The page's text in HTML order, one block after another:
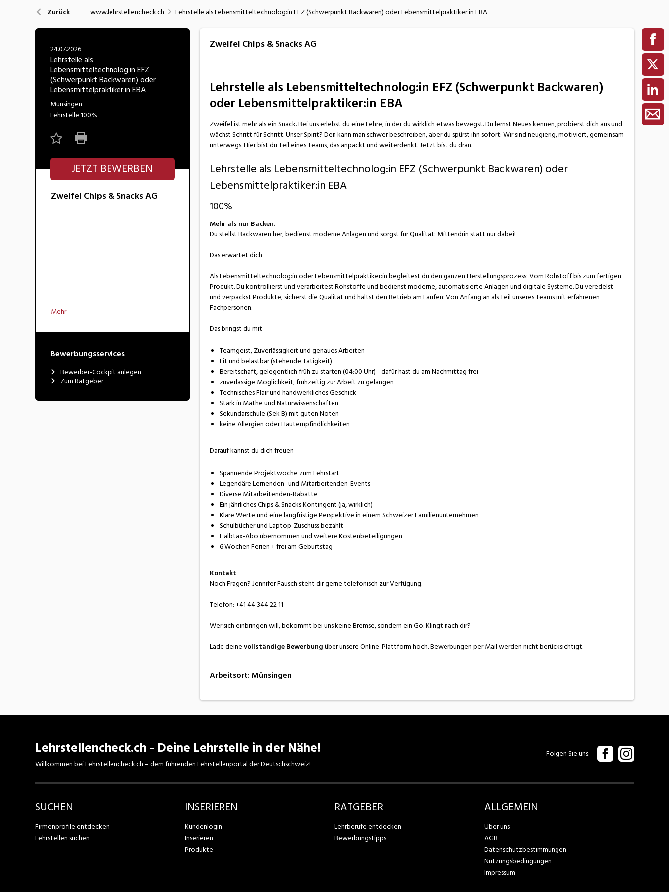
Nahrung
Wirtschaft/Verwaltung
Zurück www.lehrstellencheck.ch Lehrstelle als Lebensmitteltechnolog:in EFZ (Schwerpunkt Backwaren) oder Lebensmittelpraktiker:in EBA
24.07.2026
Lehrstelle als
Lebensmitteltechnolog:in EFZ
(Schwerpunkt Backwaren) oder
Lebensmittelpraktiker:in EBA
Münsingen
Lehrstelle100%
JETZT BEWERBEN
Zweifel Chips & Snacks AG
Mehr
Bewerbungsservices
Bewerber-Cockpit anlegen
Zum Ratgeber
Zweifel Chips & Snacks AG
Lehrstelle als Lebensmitteltechnolog:in EFZ (Schwerpunkt Backwaren)
oder Lebensmittelpraktiker:in EBA
Zweifel ist mehr als ein Snack. Bei uns erlebst du eine Lehre, in der du wirklich etwas bewegst. Du lernst Neues kennen, probierst dich aus und
wächst Schritt für Schritt. Unser Spirit? Den kann man schwer beschreiben, aber du spürst ihn sofort: Wir sind neugierig, motiviert, gemeinsam
unterwegs. Hier bist du Teil eines Teams, das anpackt und weiterdenkt. Jetzt bist du dran.
Lehrstelle als Lebensmitteltechnolog:in EFZ (Schwerpunkt Backwaren) oder
Lebensmittelpraktiker:in EBA
100%
Mehr als nur Backen.
Du stellst Backwaren her, bedienst moderne Anlagen und sorgst für Qualität: Mittendrin statt nur dabei!
Das erwartet dich
Als Lebensmitteltechnolog:in oder Lebensmittelpraktiker:in begleitest du den ganzen Herstellungsprozess: Vom Rohstoff bis zum fertigen
Produkt. Du kontrollierst und verarbeitest Rohstoffe und bedienst moderne, automatisierte Anlagen und digitale Systeme. Du veredelst
und verpackst Produkte, sicherst die Qualität und hältst den Betrieb am Laufen: Von Anfang an als Teil unseres Teams mit erfahrenen
Fachpersonen.
Das bringst du mit
Teamgeist, Zuverlässigkeit und genaues Arbeiten
Fit und belastbar (stehende Tätigkeit)
Bereitschaft, gelegentlich früh zu starten (04:00 Uhr) - dafür hast du am Nachmittag frei
zuverlässige Möglichkeit, frühzeitig zur Arbeit zu gelangen
Technisches Flair und handwerkliches Geschick
Stark in Mathe und Naturwissenschaften
Sekundarschule (Sek B) mit guten Noten
keine Allergien oder Hautempfindlichkeiten
Darauf kannst du dich freuen
Spannende Projektwoche zum Lehrstart
Legendäre Lernenden- und Mitarbeitenden-Events
Diverse Mitarbeitenden-Rabatte
Ein jährliches Chips & Snacks Kontingent (ja, wirklich)
Klare Werte und eine langfristige Perspektive in einem Schweizer Familienunternehmen
Schulbücher und Laptop-Zuschuss bezahlt
Halbtax-Abo übernommen und weitere Kostenbeteiligungen
6 Wochen Ferien + frei am Geburtstag
Kontakt
Noch Fragen? Jennifer Fausch steht dir gerne telefonisch zur Verfügung.
Telefon: +41 44 344 22 11
Wer sich einbringen will, bekommt bei uns keine Bremse, sondern ein Go. Klingt nach dir?
Lade deinevollständige Bewerbungüber unsere Online-Plattform hoch. Bewerbungen per Mail werden nicht berücksichtigt.
Arbeitsort:Münsingen
Lehrstellencheck.ch - Deine Lehrstelle in der Nähe!
Willkommen bei Lehrstellencheck.ch – dem führenden Lehrstellenportal der Deutschschweiz!
Folgen Sie uns
SUCHEN
Firmenprofile entdecken
Lehrstellen suchen
INSERIEREN
Kundenlogin
Inserieren
Produkte
RATGEBER
Lehrberufe entdecken
Bewerbungstipps
ALLGEMEIN
Über uns
AGB
Datenschutzbestimmungen
Nutzungsbedingungen
Impressum